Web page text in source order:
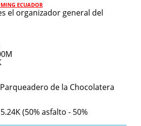
ECUADOR
el organizador general del
de la Chocolatera
(50% asfalto - 50%